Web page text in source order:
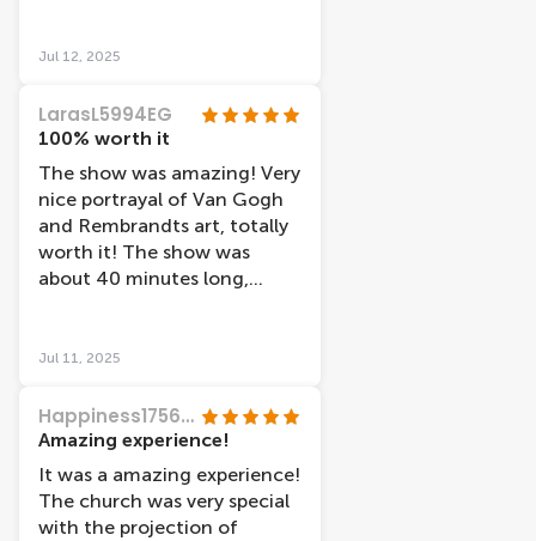
wonderful show. You can sit
put on the floor. Employees
are friendly and it is well
worth going to see. Thank
you Van Gogh and
Rembrandt
Jul 12, 2025
LarasL5994EG
100% worth it
The show was amazing! Very
nice portrayal of Van Gogh
and Rembrandts art, totally
worth it! The show was
about 40 minutes long,
Jul 11, 2025
Happiness17564167231
Amazing experience!
It was a amazing experience!
The church was very special
with the projection of